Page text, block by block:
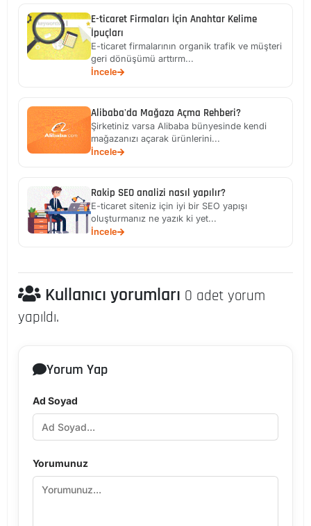
E-ticaret Firmaları İçin Anahtar Kelime
İpuçları
E-ticaret firmalarının organik trafik ve müşteri
geri dönüşümü arttırm...
İncele
Alibaba'da Mağaza Açma Rehberi?
Şirketiniz varsa Alibaba bünyesinde kendi
mağazanızı açarak ürünlerini...
İncele
Rakip SEO analizi nasıl yapılır?
E-ticaret siteniz için iyi bir SEO yapışı
oluşturmanız ne yazık ki yet...
İncele
Kullanıcı yorumları 0 adet yorum
yapıldı.
Yorum Yap
Ad Soyad
Yorumunuz